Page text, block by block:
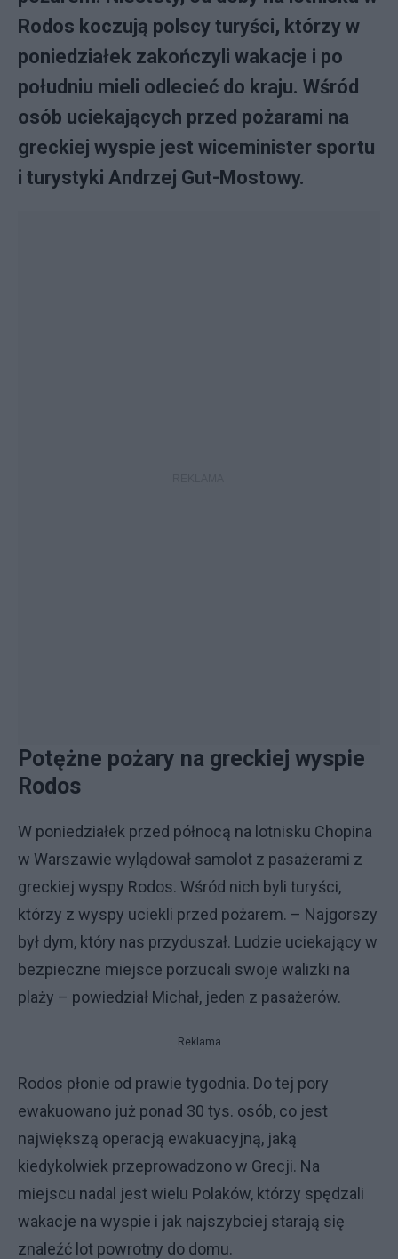
Rodos koczują polscy turyści, którzy w
poniedziałek zakończyli wakacje i po
południu mieli odlecieć do kraju. Wśród
osób uciekających przed pożarami na
greckiej wyspie jest wiceminister sportu
i turystyki Andrzej Gut-Mostowy.
Potężne pożary na greckiej wyspie
Rodos
W poniedziałek przed północą na lotnisku Chopina
w Warszawie wylądował samolot z pasażerami z
greckiej wyspy Rodos. Wśród nich byli turyści,
którzy z wyspy uciekli przed pożarem. – Najgorszy
był dym, który nas przyduszał. Ludzie uciekający w
bezpieczne miejsce porzucali swoje walizki na
plaży – powiedział Michał, jeden z pasażerów.
Reklama
Rodos płonie od prawie tygodnia. Do tej pory
ewakuowano już ponad 30 tys. osób, co jest
największą operacją ewakuacyjną, jaką
kiedykolwiek przeprowadzono w Grecji. Na
miejscu nadal jest wielu Polaków, którzy spędzali
wakacje na wyspie i jak najszybciej starają się
znaleźć lot powrotny do domu.